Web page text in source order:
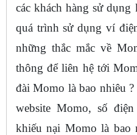
các khách hàng sử dụng
quá trình sử dụng ví
những thắc mắc về
thông để liên hệ tới
đài Momo là bao nhiêu
website Momo, số
khiếu nại Momo là